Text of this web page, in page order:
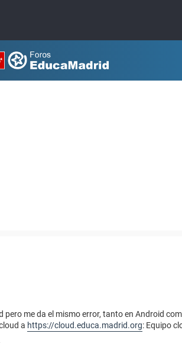
me da el mismo error, tanto en Android
a https://cloud.educa.madrid.org: Equipo